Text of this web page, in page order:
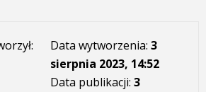
Data wytworzenia: 3
sierpnia 2023, 14:52
Data publikacji: 3